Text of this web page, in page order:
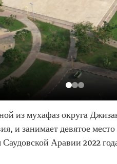
из мухафаз округа
и занимает девятое
Аравии 2022